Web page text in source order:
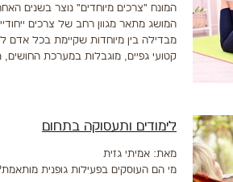
המונח "צרכים מיוחדים" נוצר בשנים
המושג מתאר מגוון רחב של צרכים
מבדילה בין מיוחדות שקיימת בכל אדם
קטועי גפיים, מוגבלות במערכת החושים,
לימודים ותעסוקה בתחום
מאת: אמיתי גזית
מי הם העוסקים בפעילות גופנית